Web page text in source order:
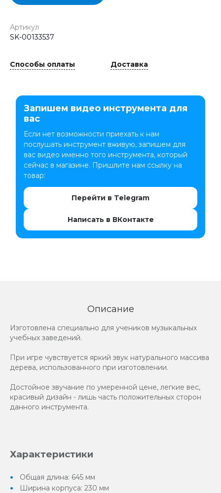
Артикул
SK-00133537
Способы оплаты Доставка
Запишем видео инструмента для
вас
Если нет возможности приехать к нам
послушать инструмент вживую, запишем для
вас видео именно того инструмента, который
сейчас в магазине. Пришлите нам ссылку на
товар:
Перейти в Telegram
Написать в ВКонтакте
Описание
Изготовлена специально для учеников музыкальных
учебных заведений.
При игре чувствуется яркий звук натурального массива
дерева, использованного при изготовлении.
Достойное звучание по умеренной цене, легкие вес,
красивый дизайн - лишь часть положительных сторон
данного инструмента.
Характеристики
Общая длина: 645 мм
Ширина корпуса: 230 мм